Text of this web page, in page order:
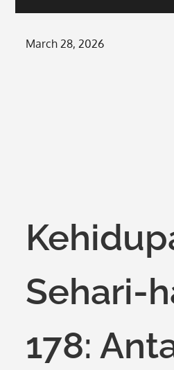
Posted
March 28, 2026
Sehari-
178: